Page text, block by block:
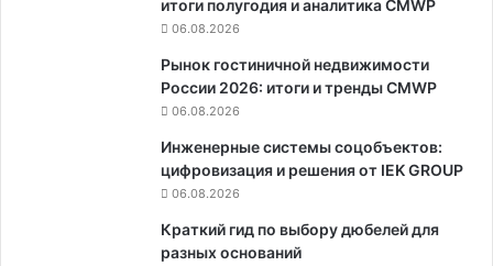
итоги полугодия и аналитика CMWP
06.08.2026
Рынок гостиничной недвижимости
России 2026: итоги и тренды CMWP
06.08.2026
Инженерные системы соцобъектов:
цифровизация и решения от IEK GROUP
06.08.2026
Краткий гид по выбору дюбелей для
разных оснований